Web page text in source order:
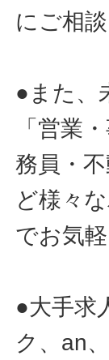
にご相
●また、
「営業
務員・
ど様々
でお気
●大手求
ク、an